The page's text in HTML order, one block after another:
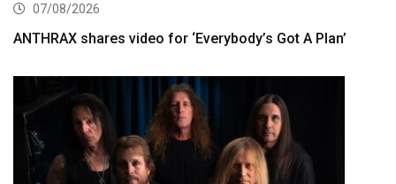
07/08/2026
ANTHRAX shares video for ‘Everybody’s Got A Plan’